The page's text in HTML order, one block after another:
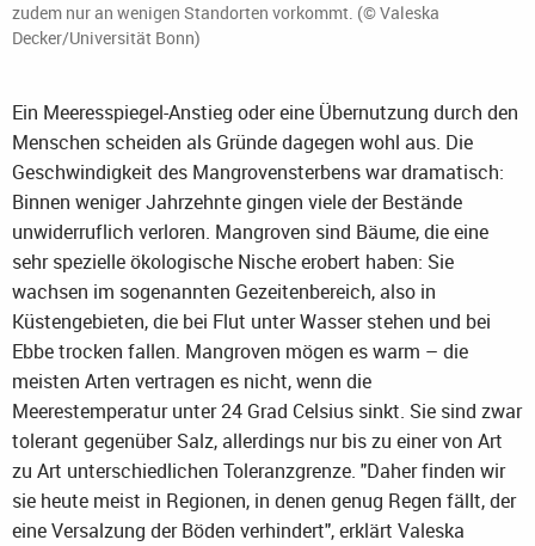
zudem nur an wenigen Standorten vorkommt. (© Valeska
Decker/Universität Bonn)
Ein Meeresspiegel-Anstieg oder eine Übernutzung durch den
Menschen scheiden als Gründe dagegen wohl aus. Die
Geschwindigkeit des Mangrovensterbens war dramatisch:
Binnen weniger Jahrzehnte gingen viele der Bestände
unwiderruflich verloren. Mangroven sind Bäume, die eine
sehr spezielle ökologische Nische erobert haben: Sie
wachsen im sogenannten Gezeitenbereich, also in
Küstengebieten, die bei Flut unter Wasser stehen und bei
Ebbe trocken fallen. Mangroven mögen es warm – die
meisten Arten vertragen es nicht, wenn die
Meerestemperatur unter 24 Grad Celsius sinkt. Sie sind zwar
tolerant gegenüber Salz, allerdings nur bis zu einer von Art
zu Art unterschiedlichen Toleranzgrenze. "Daher finden wir
sie heute meist in Regionen, in denen genug Regen fällt, der
eine Versalzung der Böden verhindert", erklärt Valeska